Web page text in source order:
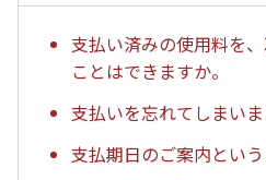
支払い済みの使用料を
ことはできますか。
支払いを忘れてしまいま
支払期日のご案内とい